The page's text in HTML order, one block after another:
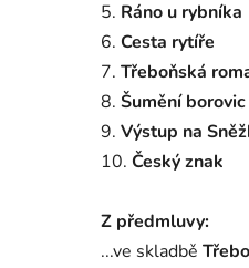
5. Ráno u rybníka
6. Cesta rytíře
7. Třeboňská
8. Šumění borovic
9. Výstup na
10. Český znak
Z předmluvy:
...ve skladbě